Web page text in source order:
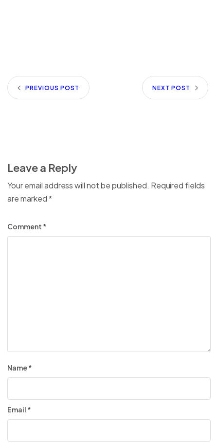
PREVIOUS POST NEXT POST
Leave a Reply
Your email address will not be published. Required fields
are marked*
Comment *
Name*
Email *